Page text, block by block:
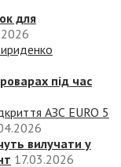
для
під час
АЗС EURO 5
вилучати у
17.03.2026